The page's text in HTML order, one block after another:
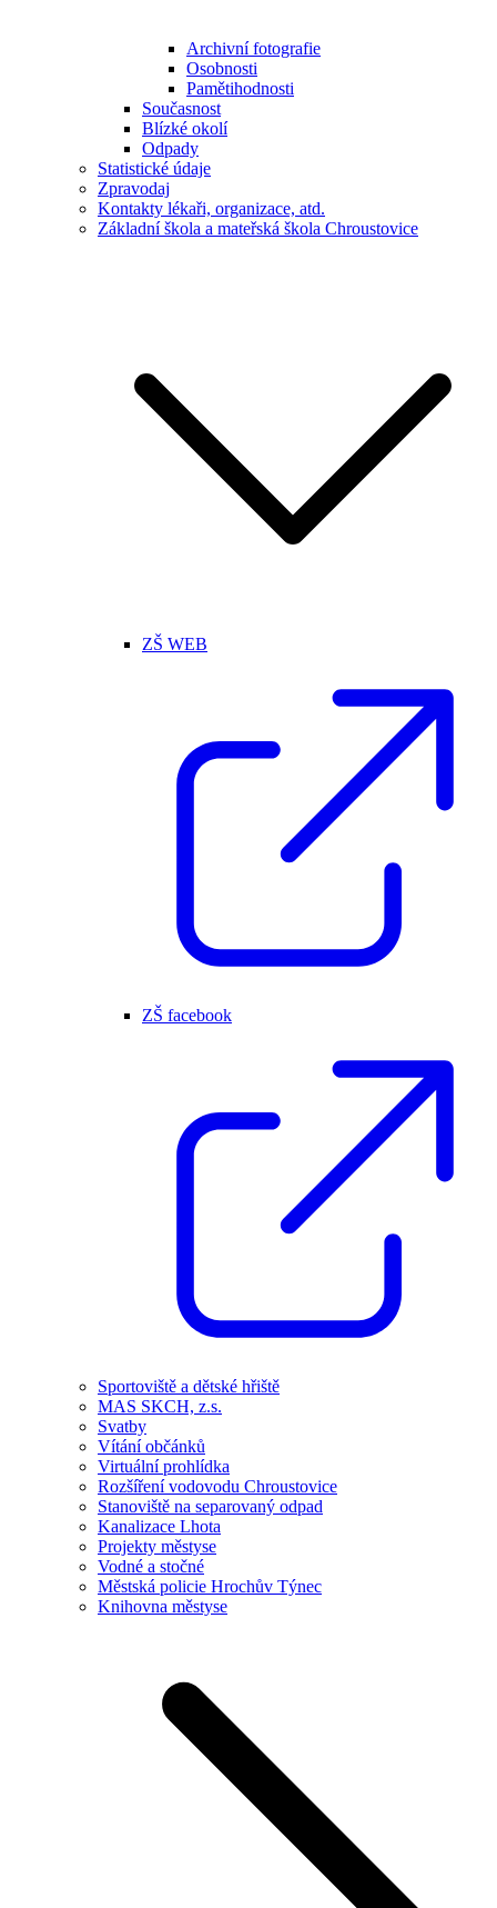
Archivní fotografie
Osobnosti
Pamětihodnosti
Současnost
Blízké okolí
Odpady
Statistické údaje
Zpravodaj
Kontakty lékaři, organizace, atd.
Základní škola a mateřská škola Chroustovice
ZŠ WEB
ZŠ facebook
Sportoviště a dětské hřiště
MAS SKCH, z.s.
Svatby
Vítání občánků
Virtuální prohlídka
Rozšíření vodovodu Chroustovice
Stanoviště na separovaný odpad
Kanalizace Lhota
Projekty městyse
Vodné a stočné
Městská policie Hrochův Týnec
Knihovna městyse